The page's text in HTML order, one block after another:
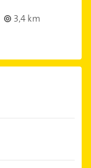
3,4 km